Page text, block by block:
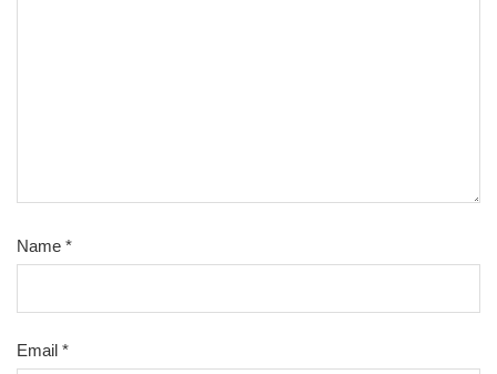
Name *
Email *